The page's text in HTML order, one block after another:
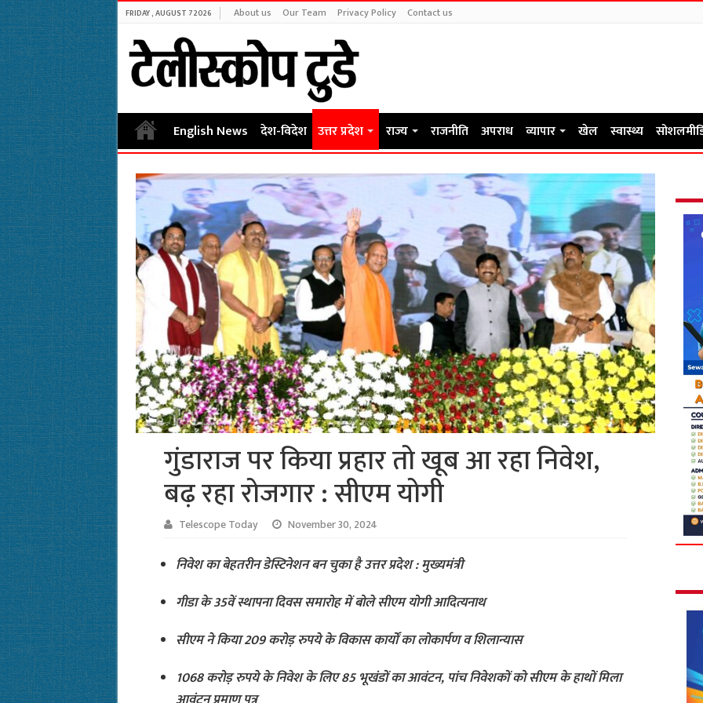
FRIDAY , AUGUST 7 2026 About us Our Team Privacy Policy Contact us
English News देश-विदेश उत्तर प्रदेश राज्य राजनीति अपराध व्यापार खेल स्वास्थ्य
गुंडाराज पर किया प्रहार तो खूब आ रहा निवेश,
बढ़ रहा रोजगार : सीएम योगी
Telescope Today November 30, 2024
निवेश का बेहतरीन डेस्टिनेशन बन चुका है उत्तर प्रदेश : मुख्यमंत्री
गीडा के 35वें स्थापना दिवस समारोह में बोले सीएम योगी आदित्यनाथ
सीएम ने किया 209 करोड़ रुपये के विकास कार्यों का लोकार्पण व शिलान्यास
1068 करोड़ रुपये के निवेश के लिए 85 भूखंडों का आवंटन, पांच निवेशकों को सीएम के हाथों मिला